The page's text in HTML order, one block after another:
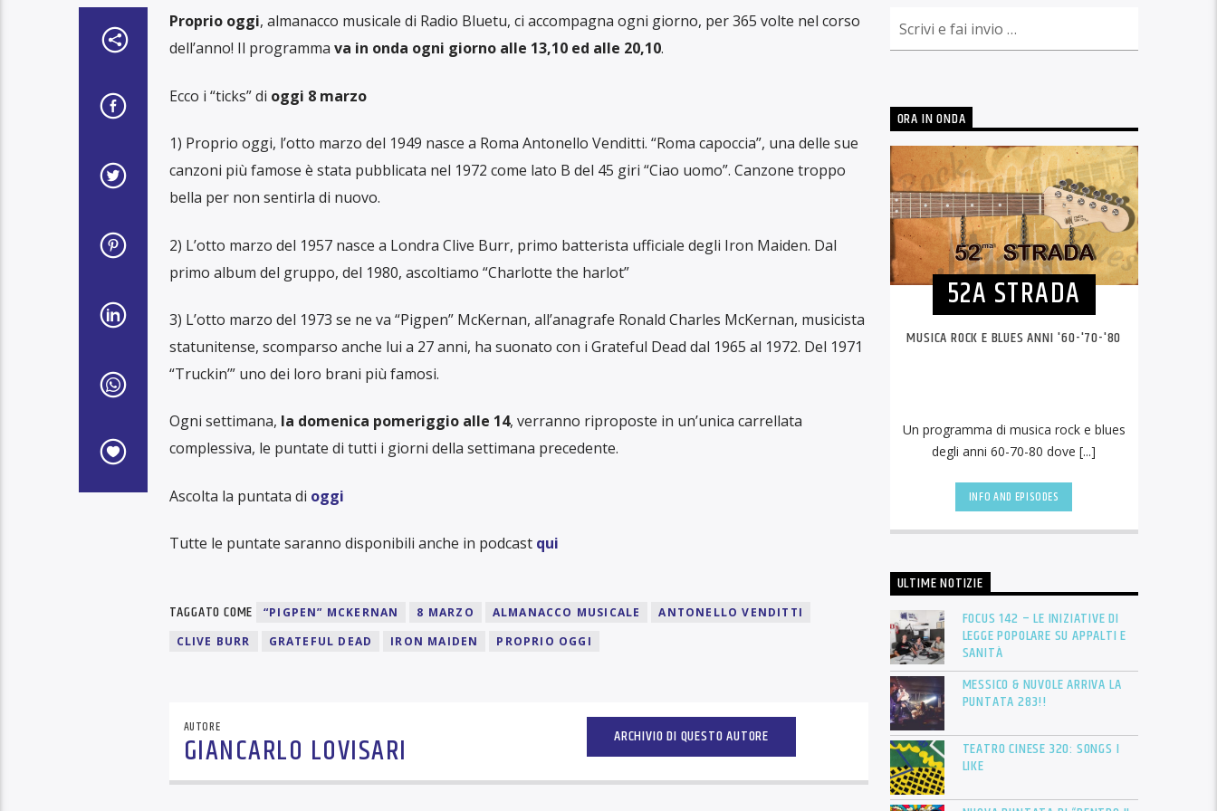
Proprio oggi, almanacco musicale di Radio Bluetu, ci accompagna ogni giorno, per 365 volte nel corso
dell’anno! Il programma va in onda ogni giorno alle 13,10 ed alle 20,10.
Ecco i “ticks” di oggi 8 marzo
1) Proprio oggi, l’otto marzo del 1949 nasce a Roma Antonello Venditti. “Roma capoccia”, una delle sue
canzoni più famose è stata pubblicata nel 1972 come lato B del 45 giri “Ciao uomo”. Canzone troppo
bella per non sentirla di nuovo.
2) L’otto marzo del 1957 nasce a Londra Clive Burr, primo batterista ufficiale degli Iron Maiden. Dal
primo album del gruppo, del 1980, ascoltiamo “Charlotte the harlot”
3) L’otto marzo del 1973 se ne va “Pigpen” McKernan, all’anagrafe Ronald Charles McKernan, musicista
statunitense, scomparso anche lui a 27 anni, ha suonato con i Grateful Dead dal 1965 al 1972. Del 1971
“Truckin’” uno dei loro brani più famosi.
Ogni settimana, la domenica pomeriggio alle 14, verranno riproposte in un’unica carrellata
complessiva, le puntate di tutti i giorni della settimana precedente.
Ascolta la puntata di oggi
Tutte le puntate saranno disponibili anche in podcast qui
TAGGATO COME “PIGPEN” MCKERNAN 8 MARZO ALMANACCO MUSICALE
ANTONELLO VENDITTI
CLIVE BURR
GRATEFUL DEAD IRON MAIDEN PROPRIO OGGI
AUTORE
GIANCARLO LOVISARI ARCHIVIO DI QUESTO AUTORE
ORA IN ONDA
52A STRADA
MUSICA ROCK E BLUES ANNI '60-'70-'80
Un programma di musica rock e blues
degli anni 60-70-80 dove [...]
INFO AND EPISODES
ULTIME NOTIZIE
FOCUS 142 – LE INIZIATIVE DI
LEGGE POPOLARE SU APPALTI E
SANITÀ
MESSICO & NUVOLE ARRIVA LA
PUNTATA 283!!
TEATRO CINESE 320: SONGS I
LIKE